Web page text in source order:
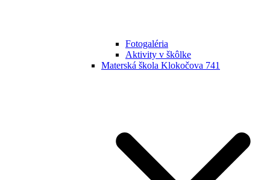
Fotogaléria
Aktivity v škôlke
Materská škola Klokočova 741